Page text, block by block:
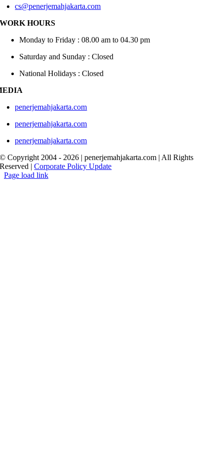
cs@penerjemahjakarta.com
WORK HOURS
Monday to Friday : 08.00 am to 04.30 pm
Saturday and Sunday : Closed
National Holidays : Closed
penerjemahjakarta.com
penerjemahjakarta.com
penerjemahjakarta.com
© Copyright 2004 - 2026 | penerjemahjakarta.com | All Rights
Reserved |Corporate Policy Update
Page load link